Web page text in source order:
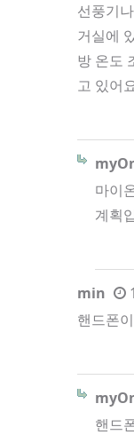
선풍기
거실에
방 온도
고 있어
마이
계획
min
핸드폰
핸드